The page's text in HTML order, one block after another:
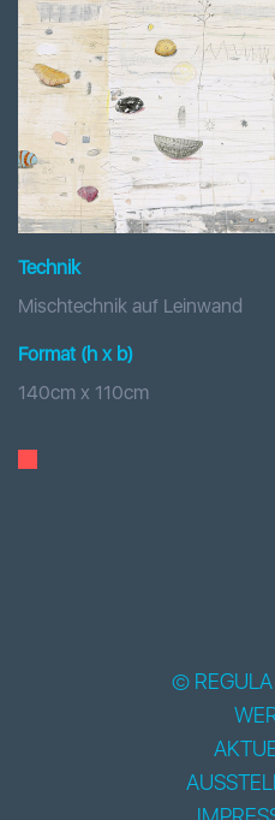
Technik
Mischtechnik auf Leinwand
Format (h x b)
140cm x 110cm
© REGULA